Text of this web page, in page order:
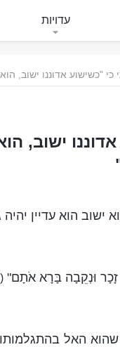
עדויות
ישוב,
ישוב הוא עדיין
וּנְקֵבָה בָּרָא אֹתָם"
האל בהתגלמותו